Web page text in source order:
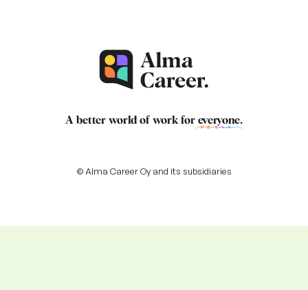
A better world of work for everyone.
© Alma Career Oy and its subsidiaries